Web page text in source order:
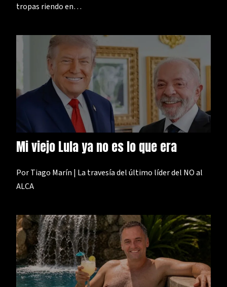
tropas riendo en…
Mi viejo Lula ya no es lo que era
Por Tiago Marín | La travesía del último líder del NO al
ALCA